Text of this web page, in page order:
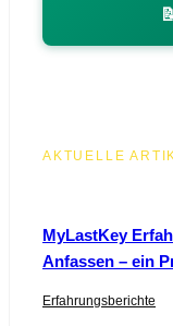
AKTUELLE
MyLastKey
Anfassen – ein
Erfahrungsberichte